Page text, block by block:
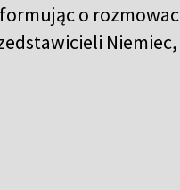
o
Niemiec,